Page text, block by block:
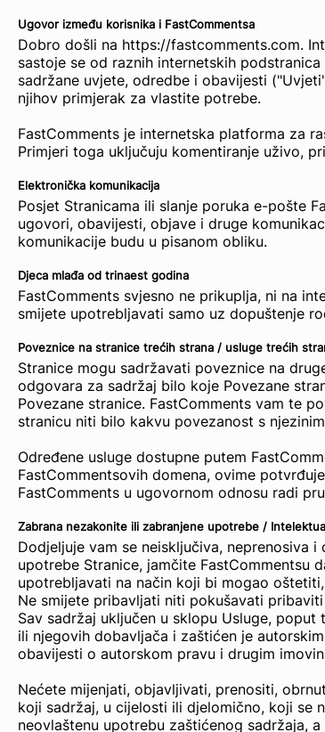
Ugovor između korisnika i FastCommentsa
Dobro došli na https://fastcomments.com.
sastoje se od raznih internetskih
sadržane uvjete, odredbe i obavijesti
njihov primjerak za vlastite potrebe.
FastComments je internetska platforma za
Primjeri toga uključuju komentiranje uživo,
Elektronička komunikacija
Posjet Stranicama ili slanje poruka e-pošte
ugovori, obavijesti, objave i druge
komunikacije budu u pisanom obliku.
Djeca mlađa od trinaest godina
FastComments svjesno ne prikuplja, ni na
smijete upotrebljavati samo uz dopuštenje
Poveznice na stranice trećih strana / usluge trećih
Stranice mogu sadržavati poveznice na
odgovara za sadržaj bilo koje Povezane
Povezane stranice. FastComments vam te
stranicu niti bilo kakvu povezanost s
Određene usluge dostupne putem
FastCommentsovih domena, ovime
FastComments u ugovornom odnosu radi
Zabrana nezakonite ili zabranjene upotrebe /
Dodjeljuje vam se neisključiva, neprenosiva
upotrebe Stranice, jamčite FastCommentsu
upotrebljavati na način koji bi mogao
Ne smijete pribavljati niti pokušavati
Sav sadržaj uključen u sklopu Usluge,
ili njegovih dobavljača i zaštićen je
obavijesti o autorskom pravu i drugim
Nećete mijenjati, objavljivati, prenositi,
koji sadržaj, u cijelosti ili djelomično, koji se
neovlaštenu upotrebu zaštićenog sadržaja,